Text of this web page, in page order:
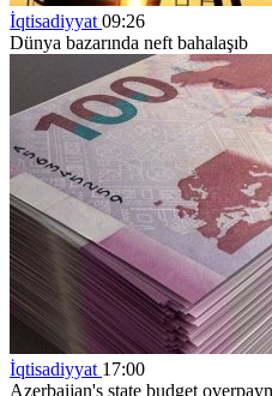
İqtisadiyyat 09:26
Dünya bazarında neft bahalaşıb
İqtisadiyyat 17:00
Azerbaijan's state budget